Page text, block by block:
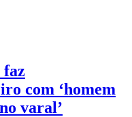
faz
com ‘homem
varal’